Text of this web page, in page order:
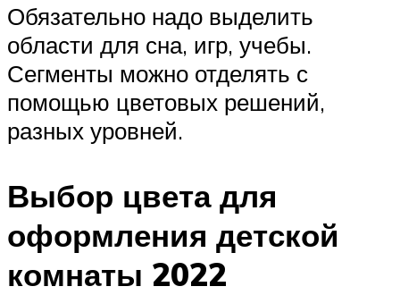
Обязательно надо выделить
области для сна, игр, учебы.
Сегменты можно отделять с
помощью цветовых решений,
разных уровней.
Выбор цвета для
оформления детской
комнаты 2022